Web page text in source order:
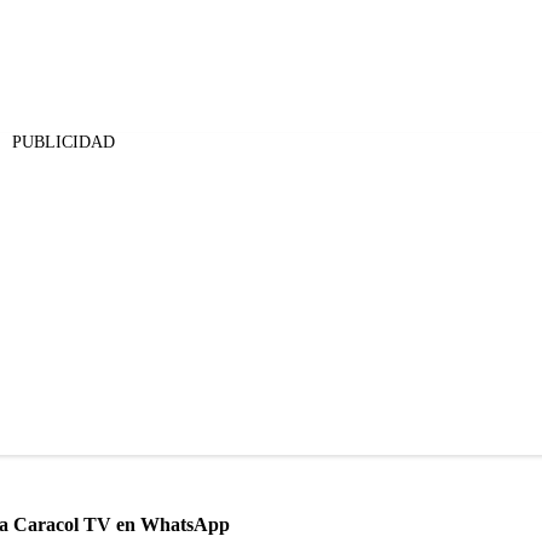
PUBLICIDAD
Caracol TV en WhatsApp